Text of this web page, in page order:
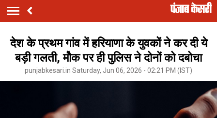
देश के प्रथम गांव में हरियाणा के युवकों ने कर दी ये
बड़ी गलती, मौेक पर ही पुलिस ने दोनों को दबोचा
punjabkesari.in Saturday, Jun 06, 2026 - 02:21 PM (IST)